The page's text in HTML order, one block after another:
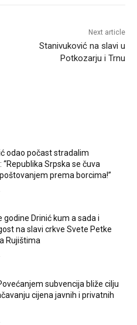
Next article
Stanivuković na slavi u
Potkozarju i Trnu
odao počast stradalim
“Republika Srpska se čuva
prema borcima!”
godine Drinić kum a sada i
na slavi crkve Svete Petke
Rujištima
subvencija bliže cilju
cijena javnih i privatnih